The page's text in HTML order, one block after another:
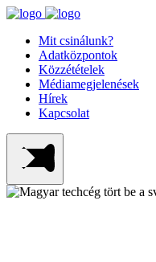
Mit csinálunk?
Adatközpontok
Közzétételek
Médiamegjelenések
Hírek
Kapcsolat